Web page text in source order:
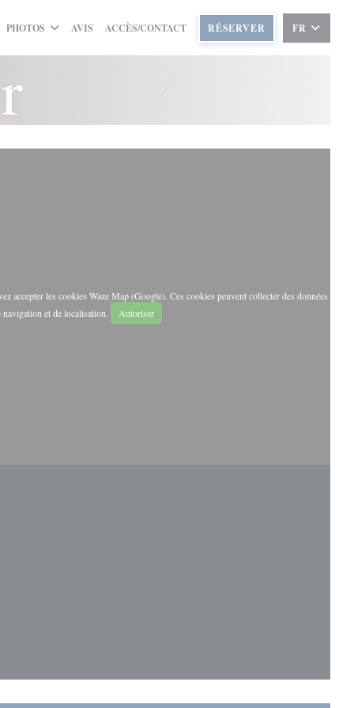
PHOTOS AVIS ACCÈS/CONTACT RÉSERVER FR
accepter les cookies Waze Map (Google). Ces cookies peuvent collecter des données
navigation et de localisation.
Autoriser